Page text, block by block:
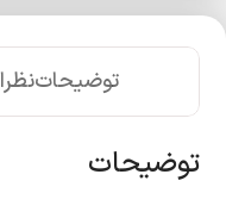
توضیحات
توضیحات